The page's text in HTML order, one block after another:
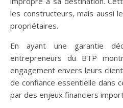
les constructeurs, mais aussi
propriétaires.
En ayant une garantie
entrepreneurs du BTP
engagement envers leurs
de confiance essentielle dans
par des enjeux financiers